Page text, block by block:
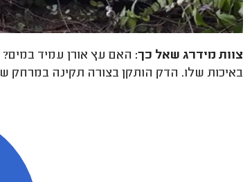
צוות מידרג שאל כך: האם עץ אורן עמיד
באיכות שלו. הדק הותקן בצורה תקינה במרחק של 5 סנטימטרים מהאדמה. האם עץ אורן עמיד